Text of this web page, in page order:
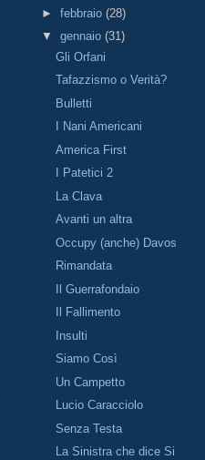
► febbraio (28)
▼ gennaio (31)
Gli Orfani
Tafazzismo o Verità?
Bulletti
I Nani Americani
America First
I Patetici 2
La Clava
Avanti un altra
Occupy (anche) Davos
Rimandata
Il Guerrafondaio
Il Fallimento
Insulti
Siamo Così
Un Campetto
Lucio Caracciolo
Senza Testa
La Sinistra che dice Si